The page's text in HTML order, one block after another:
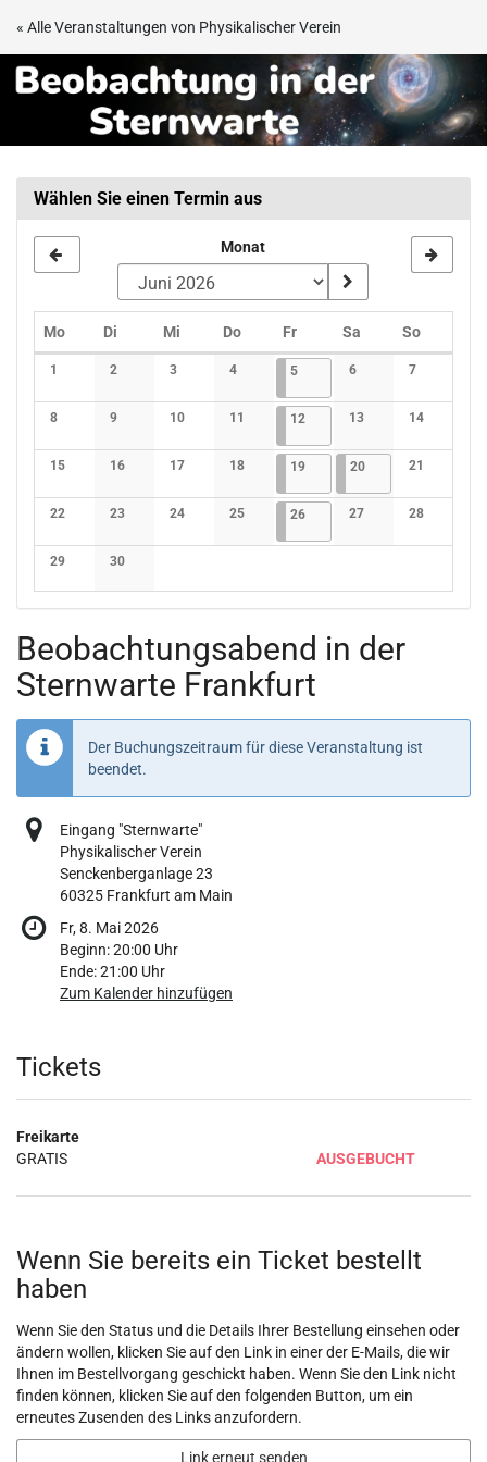
Zum
Inhalt
springen
« Alle Veranstaltungen von Physikalischer Verein
Beobachtungsabend
Sternwarte
Frankfurt
Wählen Sie einen Termin aus
Monat
Kalender
MoMontag
Di Dienstag
Mi Mittwoch
DoDonnerstag
FrFreitagSa Samstag
SoSonntag
1
Keine Veranstaltungen
2
Keine Veranstaltungen
3
Keine Veranstaltungen
4
Keine Veranstaltungen
505.06.2026
4 Veranstaltungen
6
Keine Veranstaltungen
7
Keine
8
Keine Veranstaltungen
9
Keine Veranstaltungen
10
Keine Veranstaltungen
11
Keine Veranstaltungen
12 12.06.2026
4 Veranstaltungen
13
Keine Veranstaltungen
14
Keine
15
Keine Veranstaltungen
16
Keine Veranstaltungen
17
Keine Veranstaltungen
18
Keine Veranstaltungen
1919.06.2026
4 Veranstaltungen
2020.06.2026
3 Veranstaltungen
21
Keine
22
Keine Veranstaltungen
23
Keine Veranstaltungen
24
Keine Veranstaltungen
25
Keine Veranstaltungen
2626.06.2026
4 Veranstaltungen
27
Keine Veranstaltungen
28
Keine
29
Keine Veranstaltungen
30
Keine Veranstaltungen
Beobachtungsabend in der
Sternwarte Frankfurt
Der Buchungszeitraum für diese Veranstaltung ist
beendet.
Eingang "Sternwarte"
Physikalischer Verein
Senckenberganlage 23
60325 Frankfurt am Main
Fr, 8. Mai 2026
Beginn:20:00 Uhr
Ende:21:00 Uhr
Zum Kalender hinzufügen
Produkte
Tickets
Freikarte
GRATIS
AUSGEBUCHT
Wenn Sie bereits ein Ticket bestellt
haben
Wenn Sie den Status und die Details Ihrer Bestellung einsehen oder
ändern wollen, klicken Sie auf den Link in einer der E-Mails, die wir
Ihnen im Bestellvorgang geschickt haben. Wenn Sie den Link nicht
finden können, klicken Sie auf den folgenden Button, um ein
erneutes Zusenden des Links anzufordern.
Link erneut senden